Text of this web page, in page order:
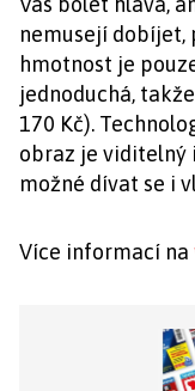
nemusejí dobíjet,
hmotnost je
jednoduchá,
170 Kč).
obraz je viditelný
možné dívat se i
Více informací na